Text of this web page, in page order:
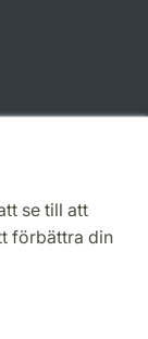
se till att
förbättra din